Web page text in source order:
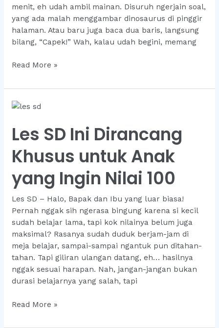
menit, eh udah ambil mainan. Disuruh ngerjain soal,
yang ada malah menggambar dinosaurus di pinggir
halaman. Atau baru juga baca dua baris, langsung
bilang, “Capek!” Wah, kalau udah begini, memang
Les
Ini
Jadi
Solusi
yang
Fokus
Belajar
Read More »
Les SD Ini Dirancang
Khusus untuk Anak
yang Ingin Nilai 100
Les SD – Halo, Bapak dan Ibu yang luar biasa!
Pernah nggak sih ngerasa bingung karena si kecil
sudah belajar lama, tapi kok nilainya belum juga
maksimal? Rasanya sudah duduk berjam-jam di
meja belajar, sampai-sampai ngantuk pun ditahan-
tahan. Tapi giliran ulangan datang, eh… hasilnya
nggak sesuai harapan. Nah, jangan-jangan bukan
durasi belajarnya yang salah, tapi
Les
Read More »